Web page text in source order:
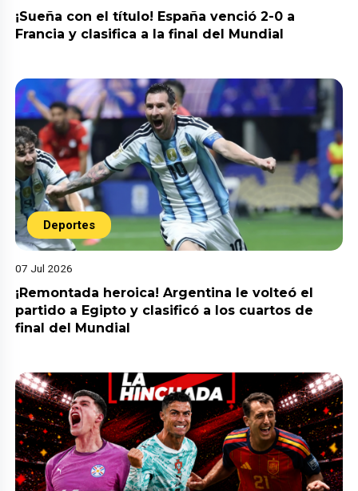
¡Sueña con el título! España venció 2-0 a
Francia y clasifica a la final del Mundial
Deportes
07 Jul 2026
¡Remontada heroica! Argentina le volteó el
partido a Egipto y clasificó a los cuartos de
final del Mundial